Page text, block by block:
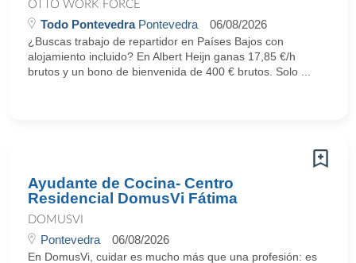
OTTO WORK FORCE
Todo PontevedraPontevedra 06/08/2026
¿Buscas trabajo de repartidor en Países Bajos con
alojamiento incluido? En Albert Heijn ganas 17,85 €/h
brutos y un bono de bienvenida de 400 € brutos. Solo ...
Ayudante de Cocina- Centro
Residencial DomusVi Fátima
DOMUSVI
Pontevedra 06/08/2026
En DomusVi, cuidar es mucho más que una profesión: es